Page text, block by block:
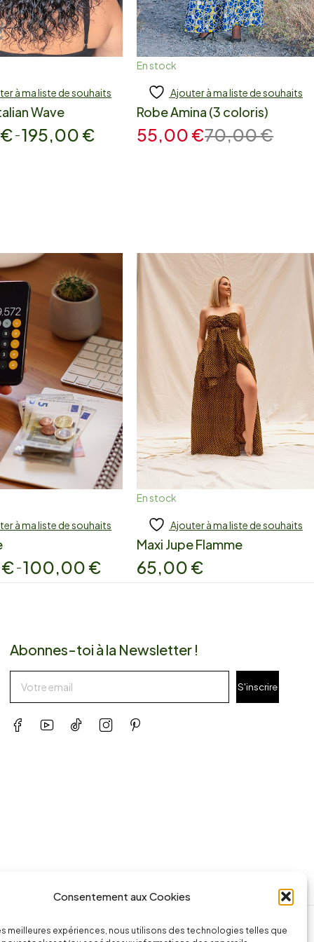
Consentement aux Cookies
meilleures expériences, nous utilisons des technologies telles que
to cart
à ma liste de souhaits
Wave
€ –195,00 €
En stock
Ajouter
Ajouter à ma liste de souhaits
Robe Amina (3 coloris)
70,00€
55,00 €
à ma liste de souhaits
€ –100,00 €
En stock
Ajouter
Ajouter à ma liste de souhaits
Maxi Jupe Flamme
65,00 €
Abonnes-toi à la Newsletter !
S'inscrire
Appeler la boutique